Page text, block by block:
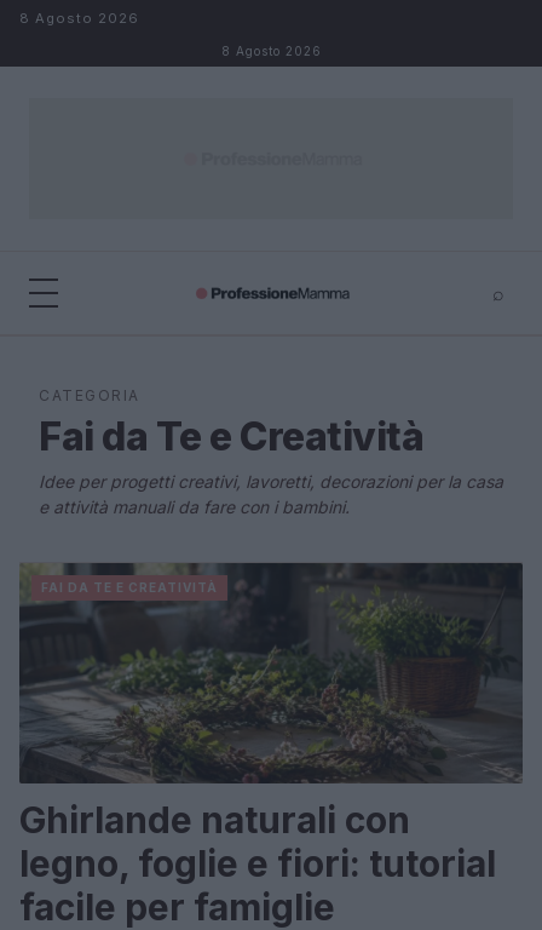
Salta al contenuto
8 Agosto 2026
8 Agosto 2026
⌕
CATEGORIA
Fai da Te e Creatività
Idee per progetti creativi, lavoretti, decorazioni per la casa
e attività manuali da fare con i bambini.
FAI DA TE E CREATIVITÀ
Ghirlande naturali con
legno, foglie e fiori: tutorial
facile per famiglie